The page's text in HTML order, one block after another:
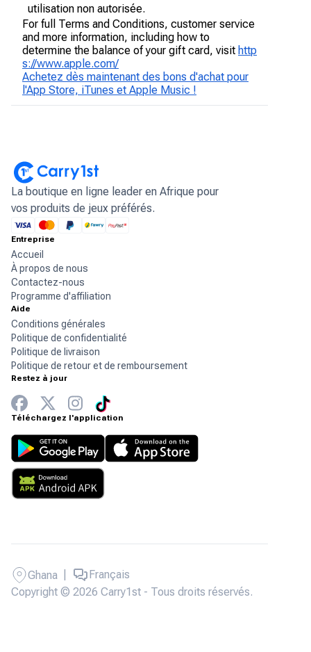
utilisation non autorisée.
For full Terms and Conditions, customer service
and more information, including how to
determine the balance of your gift card, visit http
s://www.apple.com/
Achetez dès maintenant des bons d'achat pour
l'App Store, iTunes et Apple Music !
La boutique en ligne leader en Afrique pour
vos produits de jeux préférés.
Entreprise
Accueil
À propos de nous
Contactez-nous
Programme d'affiliation
Aide
Conditions générales
Politique de confidentialité
Politique de livraison
Politique de retour et de remboursement
Restez à jour
Téléchargez l'application
Copyright © 2026 Carry1st - Tous droits réservés.
Ghana Français